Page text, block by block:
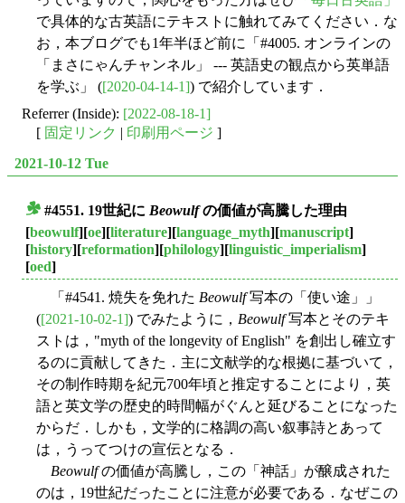
で具体的な古英語にテキストに触れてみてください．な
お，本ブログでも1年半ほど前に「#4005. オンラインの
「まさにゃんチャンネル」 --- 英語史の観点から英単語
を学ぶ」 ([2020-04-14-1]) で紹介しています．
Referrer (Inside): [2022-08-18-1]
[ 固定リンク | 印刷用ページ ]
2021-10-12 Tue
#4551. 19世紀に Beowulfの価値が高騰した理由
[beowulf][oe][literature][language_myth][manuscript]
[history][reformation][philology][linguistic_imperialism]
[oed]
「#4541. 焼失を免れた Beowulf写本の「使い途」」
([2021-10-02-1]) でみたように， Beowulf写本とそのテキ
ストは，"myth of the longevity of English" を創出し確立す
るのに貢献してきた．主に文献学的な根拠に基づいて，
その制作時期を紀元700年頃と推定することにより，英
語と英文学の歴史的時間幅がぐんと延びることになった
からだ．しかも，文学的に格調の高い叙事詩とあって
は，うってつけの宣伝となる．
Beowulfの価値が高騰し，この「神話」が醸成された
のは，19世紀だったことに注意が必要である．なぜこの